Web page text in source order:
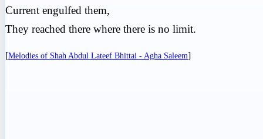
Current engulfed them,
They reached there where there is no limit.
[Melodies of Shah Abdul Lateef Bhittai - Agha Saleem]